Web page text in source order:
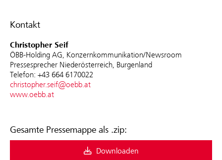
Kontakt
Christopher Seif
ÖBB-Holding AG, Konzernkommunikation/Newsroom
Pressesprecher Niederösterreich, Burgenland
Telefon: +43 664 6170022
christopher.seif@oebb.at
www.oebb.at
Gesamte Pressemappe als .zip:
Downloaden